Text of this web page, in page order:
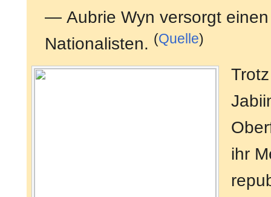
— Aubrie Wyn versorgt
Nationalisten. (Quelle)
ihr